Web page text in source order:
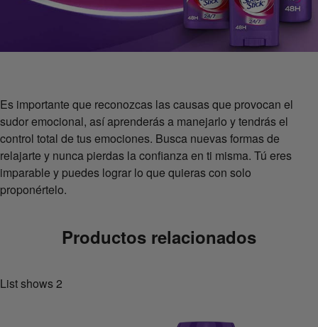
Es importante que reconozcas las causas que provocan el
sudor emocional, así aprenderás a manejarlo y tendrás el
control total de tus emociones. Busca nuevas formas de
relajarte y nunca pierdas la confianza en ti misma. Tú eres
imparable y puedes lograr lo que quieras con solo
proponértelo.
Productos relacionados
List shows2